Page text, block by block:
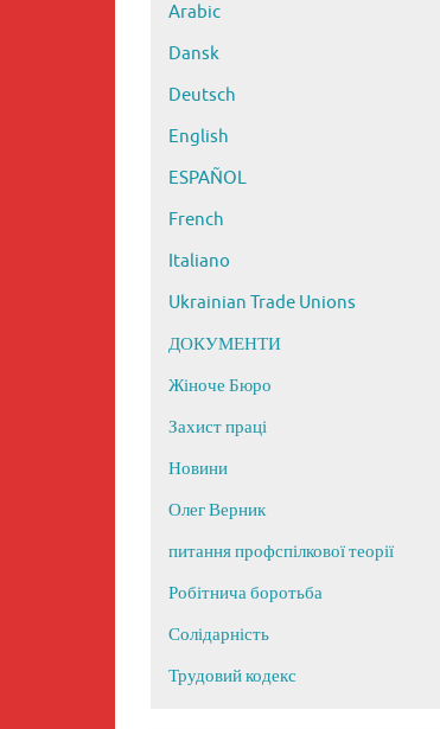
Arabic
Dansk
Deutsch
English
ESPAÑOL
French
Italiano
Ukrainian Trade Unions
ДОКУМЕНТИ
Жіноче Бюро
Захист праці
Новини
Олег Верник
питання профспілкової теорії
Робітнича боротьба
Солідарність
Трудовий кодекс